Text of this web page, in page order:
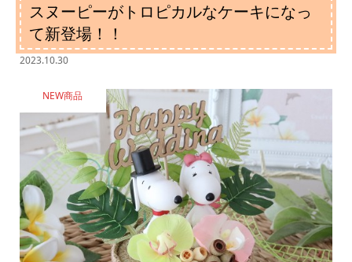
スヌーピーがトロピカルなケーキになっ
て新登場！！
2023.10.30
NEW商品